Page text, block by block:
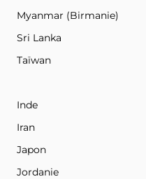
Myanmar (Birmanie)
Sri Lanka
Taïwan
Inde
Iran
Japon
Jordanie